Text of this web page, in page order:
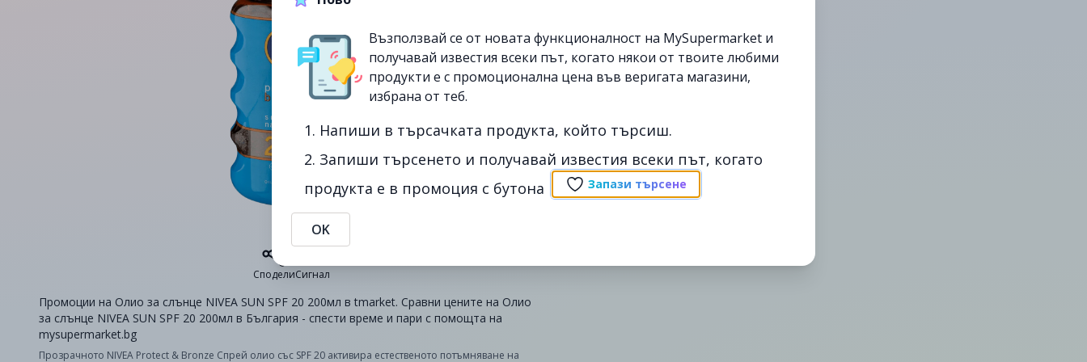
СподелиСигнал
Промоции на Олио за слънце NIVEA SUN SPF 20 200мл в tmarket. Сравни цените на Олио
за слънце NIVEA SUN SPF 20 200мл в България - спести време и пари с помощта на
mysupermarket.bg
Прозрачното NIVEA Protect & Bronze Спрей олио със SPF 20 активира естественото потъмняване на
Възползвай се от новата функционалност на MySupermarket и
получавай известия всеки път, когато някои от твоите любими
продукти е с промоционална цена във веригата магазини,
избрана от теб.
1. Напиши в търсачката продукта, който търсиш.
2. Запиши търсенето и получавай известия всеки път, когато
продукта е в промоция с бутона
Запази търсене
OK